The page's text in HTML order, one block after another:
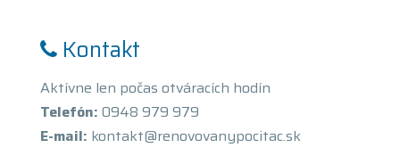
Kontakt
Aktívne len počas otváracích hodín
Telefón: 0948 979 979
E-mail: kontakt@renovovanypocitac.sk